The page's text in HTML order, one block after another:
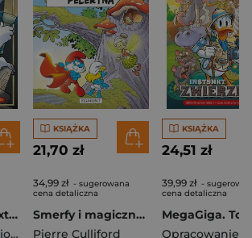
Gigant Poleca Extra. Tom 5/2025. Tajemnice. Nieznany autor
Opracowanie Zbiorowe
KSIĄŻKA
21,70 zł
34,99 zł - sugerowana
cena detaliczna
Smerfy i magiczna peleryna. Smerfy
Pierre Culliford
KSIĄŻKA
24,51 zł
39,99 zł -
cena detaliczna